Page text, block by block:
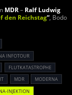
MDR– Ralf Ludwig
den Reichstag“, Bodo
INFOTOUR
FLUTKATASTROPHE
MDR
MODERNA
INJEKTION